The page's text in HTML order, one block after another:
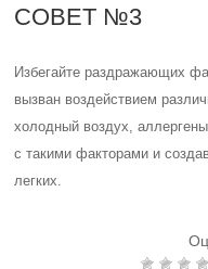
СОВЕТ №3
Избегайте раздражающих
вызван воздействием
холодный воздух,
с такими факторами и
легких.